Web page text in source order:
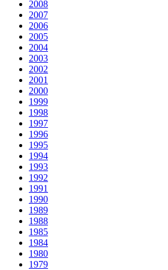
2008
2007
2006
2005
2004
2003
2002
2001
2000
1999
1998
1997
1996
1995
1994
1993
1992
1991
1990
1989
1988
1985
1984
1980
1979